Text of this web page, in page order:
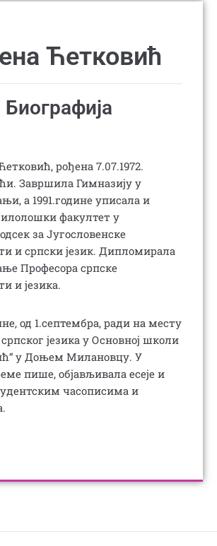
Ћетковић
Биографија
рођена 7.07.1972.
Завршила Гимназију у
а 1991.године уписала и
факултет у
за Југословенске
и српски језик. Дипломирала
Професора српске
и језика.
од 1.септембра, ради на месту
језика у Основној школи
у Доњем Милановцу. У
пише, објављивала есеје и
часописима и